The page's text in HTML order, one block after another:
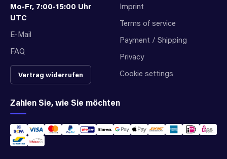
Mo-Fr, 7:00-15:00 Uhr
UTC
E-Mail
FAQ
Vertrag widerrufen
Imprint
Terms of service
Payment / Shipping
Privacy
Cookie settings
Zahlen Sie, wie Sie möchten